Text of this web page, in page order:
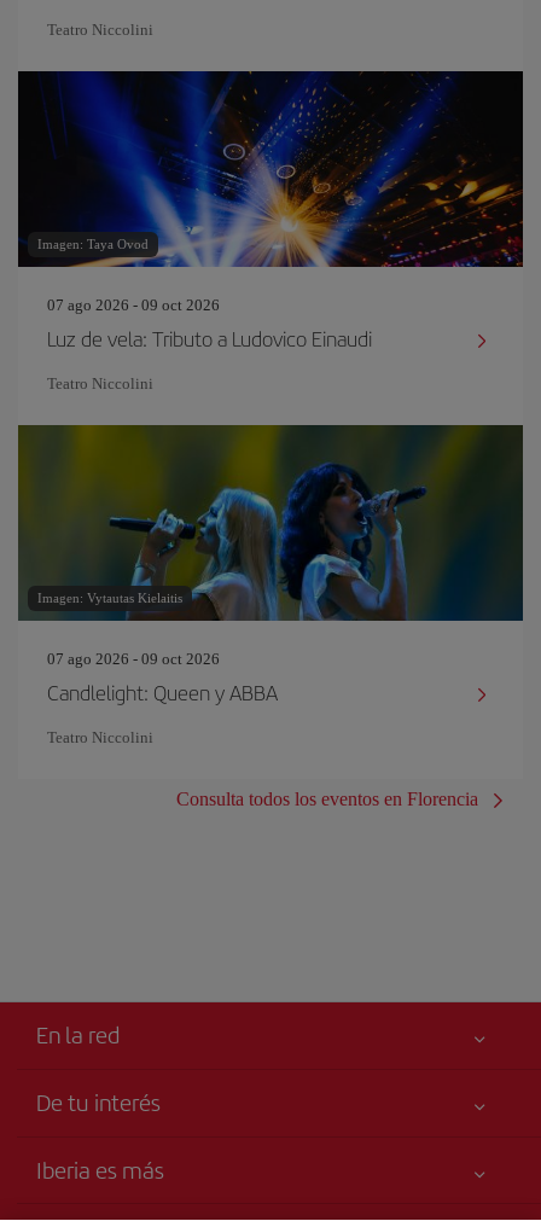
Teatro Niccolini
Imagen: Taya Ovod
07 ago 2026 - 09 oct 2026
Luz de vela: Tributo a Ludovico Einaudi
Teatro Niccolini
Imagen: Vytautas Kielaitis
07 ago 2026 - 09 oct 2026
Candlelight: Queen y ABBA
Teatro Niccolini
Consulta todos los eventos en Florencia
En la red
De tu interés
Accesibilidad
Iberia es más